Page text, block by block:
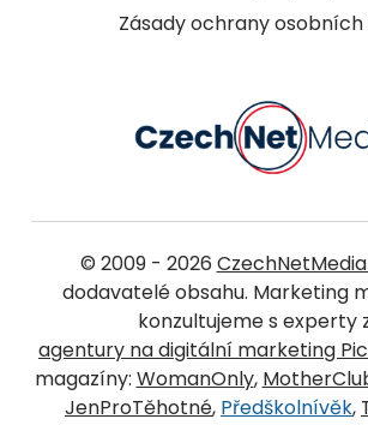
Zásady ochrany osobních
© 2009 - 2026 CzechNetMedia
dodavatelé obsahu. Marketing
konzultujeme s experty
agentury na digitální marketing
magazíny: WomanOnly,
JenProTěhotné, Předškolnívěk,